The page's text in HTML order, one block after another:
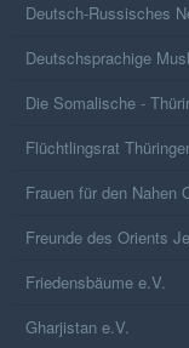
Deutsch-Russisches
Deutschsprachige
Die Somalische -
Flüchtlingsrat
Frauen für den Nahen
Freunde des Orients
Friedensbäume e.V.
Gharjistan e.V.